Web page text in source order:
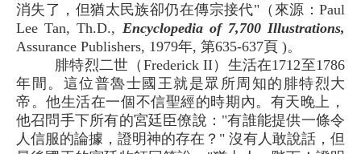
消失了，但猶太民族卻仍在傳宗接代"（來源：Paul
Lee Tan, Th.D., Encyclopedia of 7,700 Illustrations,
Assurance Publishers, 1979年, 第635-637頁 )。
腓特烈二世（Frederick II）生活在1712至1786
年間。這位普魯士國王就是眾所周知的腓特烈大
帝。他生活在一個不信聖經的時期內。有天晚上，
他召問手下所有的宮廷臣僚說："有誰能提供一條令
人信服的論據，證明神的存在？" 沒有人敢說話，但